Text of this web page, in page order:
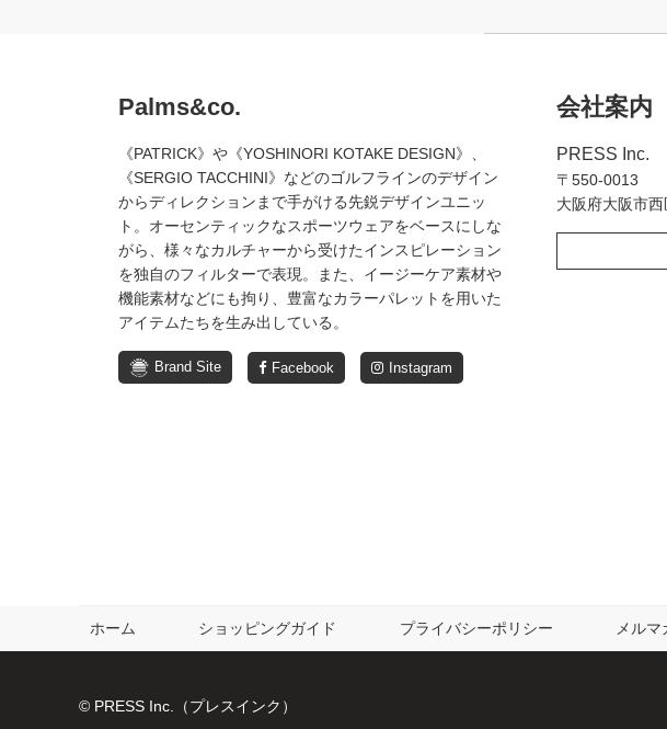
Palms&co.
《PATRICK》や《YOSHINORI KOTAKE DESIGN》、
《SERGIO TACCHINI》などのゴルフラインのデザイン
からディレクションまで手がける先鋭デザインユニッ
ト。オーセンティックなスポーツウェアをベースにしな
がら、様々なカルチャーから受けたインスピレーション
を独自のフィルターで表現。また、イージーケア素材や
機能素材などにも拘り、豊富なカラーパレットを用いた
アイテムたちを生み出している。
Brand Site Facebook Instagram
会社案内
PRESS Inc.
〒550-0013
大阪府大阪市
ホーム ショッピングガイド プライバシーポリシー メル
© PRESS Inc.（プレスインク）